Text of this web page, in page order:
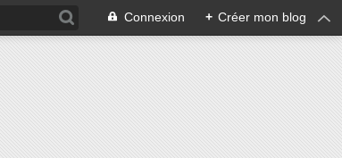
Connexion + Créer mon blog